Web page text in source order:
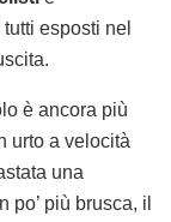
esposti nel
è ancora più
urto a velocità
una
po’ più brusca, il